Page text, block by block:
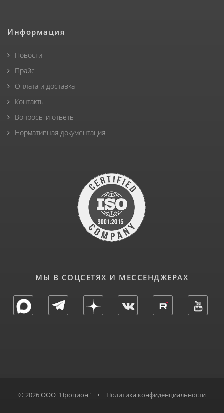
Информация
Новости
Прайс
Оплата и доставка
Контакты
Вопросы и ответы
Нормативная документация
МЫ В СОЦСЕТЯХ И МЕССЕНДЖЕРАХ
© 2026 ООО "Процион" • Политика конфиденциальности